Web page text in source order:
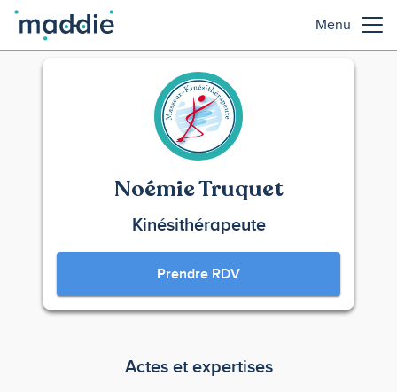
Menu
Noémie Truquet
Kinésithérapeute
Prendre RDV
Actes et expertises